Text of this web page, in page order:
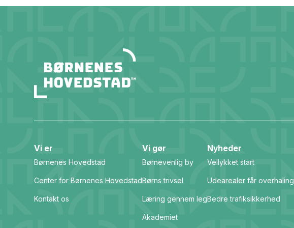
Vi er
Børnenes Hovedstad
Center for Børnenes Hovedstad
Kontakt os
Vi gør
Børnevenlig by
Børns trivsel
Læring gennem leg
Akademiet
Nyheder
Vellykket start
Udearealer får overhaling
Bedre trafiksikkerhed